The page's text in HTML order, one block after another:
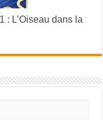
: L’Oiseau dans la